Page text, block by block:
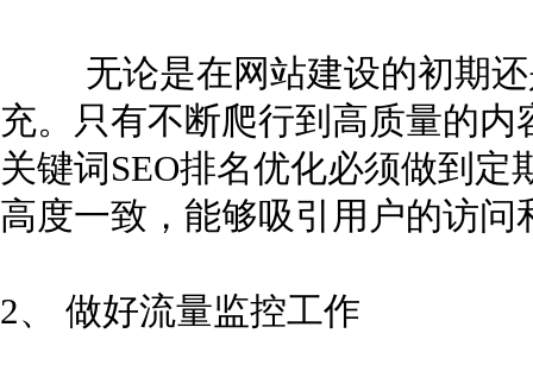
无论是在网站建设的初期还
充。只有不断爬行到高质量的
关键词SEO排名优化必须做到
高度一致，能够吸引用户的访
2、 做好流量监控工作